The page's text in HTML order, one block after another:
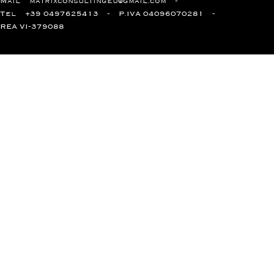
Tel +39 0497625413 P.IVA 04096070281
REA VI-379088